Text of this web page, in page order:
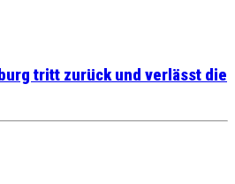
tritt zurück und verlässt die